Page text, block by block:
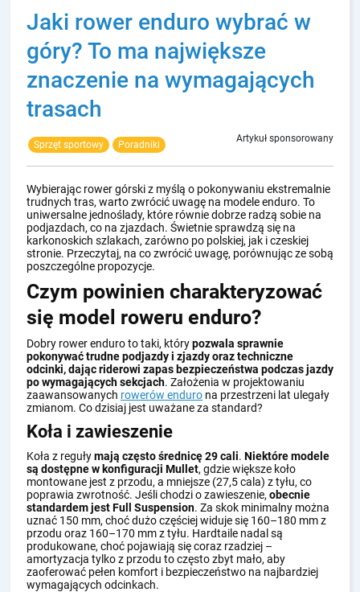
Jaki rower enduro wybrać w
góry? To ma największe
znaczenie na wymagających
trasach
Sprzęt sportowy Poradniki
Artykuł sponsorowany
Wybierając rower górski z myślą o pokonywaniu ekstremalnie
trudnych tras, warto zwrócić uwagę na modele enduro. To
uniwersalne jednoślady, które równie dobrze radzą sobie na
podjazdach, co na zjazdach. Świetnie sprawdzą się na
karkonoskich szlakach, zarówno po polskiej, jak i czeskiej
stronie. Przeczytaj, na co zwrócić uwagę, porównując ze sobą
poszczególne propozycje.
Czym powinien charakteryzować
się model roweru enduro?
Dobry rower enduro to taki, którypozwala sprawnie
pokonywać trudne podjazdy i zjazdy oraz techniczne
odcinki, dając riderowi zapas bezpieczeństwa podczas jazdy
po wymagających sekcjach. Założenia w projektowaniu
zaawansowanych rowerów enduro na przestrzeni lat ulegały
zmianom. Co dzisiaj jest uważane za standard?
Koła i zawieszenie
Koła z regułymają często średnicę 29 cali. Niektóre modele
są dostępne w konfiguracji Mullet, gdzie większe koło
montowane jest z przodu, a mniejsze (27,5 cala) z tyłu, co
poprawia zwrotność. Jeśli chodzi o zawieszenie, obecnie
standardem jest Full Suspension. Za skok minimalny można
uznać 150 mm, choć dużo częściej widuje się 160–180 mm z
przodu oraz 160–170 mm z tyłu. Hardtaile nadal są
produkowane, choć pojawiają się coraz rzadziej –
amortyzacja tylko z przodu to często zbyt mało, aby
zaoferować pełen komfort i bezpieczeństwo na najbardziej
wymagających odcinkach.